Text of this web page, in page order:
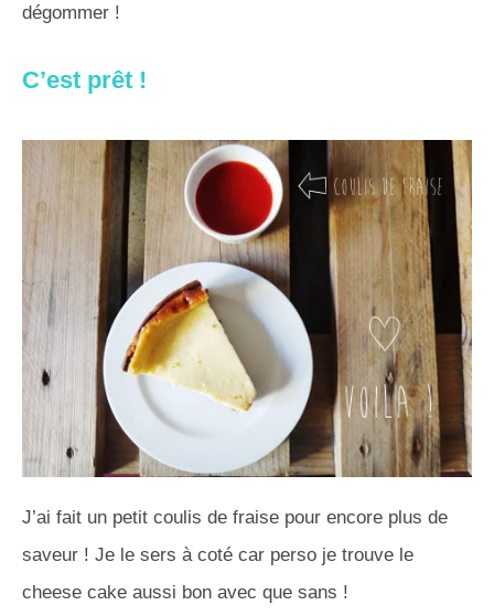
dégommer !
C’est prêt !
J’ai fait un petit coulis de fraise pour encore plus de
saveur ! Je le sers à coté car perso je trouve le
cheese cake aussi bon avec que sans !